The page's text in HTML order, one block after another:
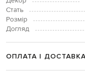
Стать
Розмір
Догляд
ОПЛАТА І